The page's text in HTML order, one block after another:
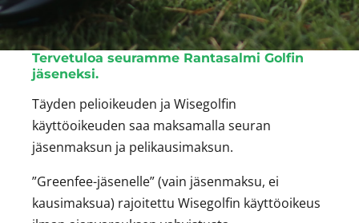
Tervetuloa seuramme Rantasalmi Golfin
jäseneksi.
Täyden pelioikeuden ja Wisegolfin
käyttöoikeuden saa maksamalla seuran
jäsenmaksun ja pelikausimaksun.
”Greenfee-jäsenelle” (vain jäsenmaksu, ei
kausimaksua) rajoitettu Wisegolfin käyttöoikeus